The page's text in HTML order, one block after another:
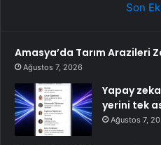
Son
Amasya’da Tarım Arazileri
Ağustos 7, 2026
Yapay
yerini tek
Ağustos 7,